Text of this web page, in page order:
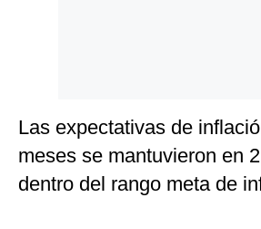
Las expectativas de
meses se mantuvieron en
dentro del rango meta de